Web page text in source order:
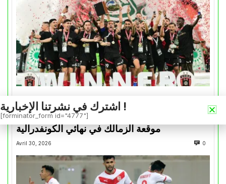
كأس الكونفدرالية
التتويج بالكأس.. دفعة معنوية لإتحاد العاصمة قبل
موقعة الزمالك في نهائي الكونفدرالية
Avril 30, 2026 0
اشترك في نشرتنا الإخبارية !
[forminator_form id="4777"]